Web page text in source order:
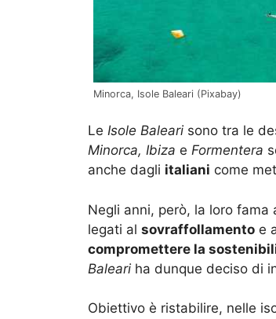
Minorca, Isole Baleari (Pixabay)
Le Isole Baleari sono tra le
Minorca, Ibiza e Formentera
anche dagli italiani come
Negli anni, però, la loro
legati al sovraffollamento e
compromettere la
Baleari ha dunque deciso di
Obiettivo è ristabilire, nelle